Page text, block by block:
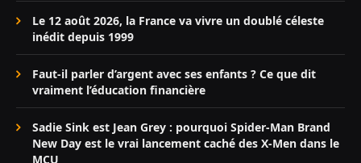
Le 12 août 2026, la France va vivre un doublé céleste
inédit depuis 1999
Faut-il parler d’argent avec ses enfants ? Ce que dit
vraiment l’éducation financière
Sadie Sink est Jean Grey : pourquoi Spider-Man Brand
New Day est le vrai lancement caché des X-Men dans le
MCU